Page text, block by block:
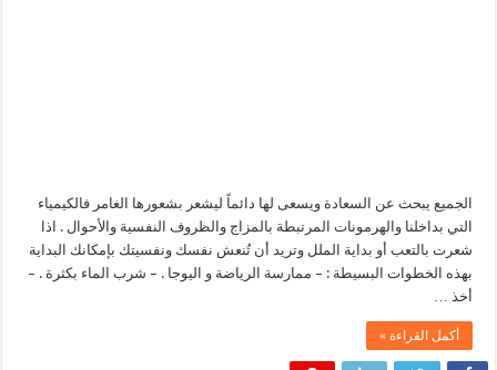
الجميع يبحث عن السعادة ويسعى لها دائماً ليشعر بشعورها الغامر فالكيمياء
التي بداخلنا والهرمونات المرتبطة بالمزاج والظروف النفسية والأحوال . اذا
شعرت بالتعب أو بداية الملل وتريد أن تُنعش نفسك ونفسيتك بإمكانك البداية
بهذه الخطوات البسيطة : – ممارسة الرياضة و اليوجا . – شرب الماء بكثرة . –
أخذ …
أكمل القراءة »